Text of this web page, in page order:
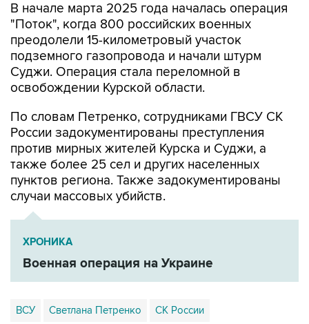
В начале марта 2025 года началась операция
"Поток", когда 800 российских военных
преодолели 15-километровый участок
подземного газопровода и начали штурм
Суджи. Операция стала переломной в
освобождении Курской области.
По словам Петренко, сотрудниками ГВСУ СК
России задокументированы преступления
против мирных жителей Курска и Суджи, а
также более 25 сел и других населенных
пунктов региона. Также задокументированы
случаи массовых убийств.
ХРОНИКА
Военная операция на Украине
ВСУ Светлана Петренко СК России